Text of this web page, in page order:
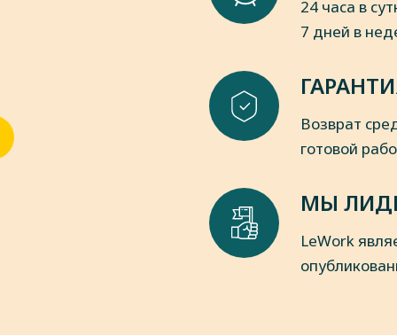
24 часа в
7 дней в
Возврат
готовой
МЫ
LeWork